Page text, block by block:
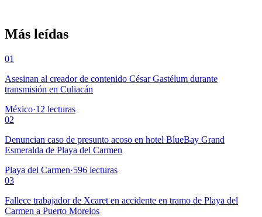
Más leídas
01
Asesinan al creador de contenido César Gastélum durante
transmisión en Culiacán
México·12 lecturas
02
Denuncian caso de presunto acoso en hotel BlueBay Grand
Esmeralda de Playa del Carmen
Playa del Carmen·596 lecturas
03
Fallece trabajador de Xcaret en accidente en tramo de Playa del
Carmen a Puerto Morelos